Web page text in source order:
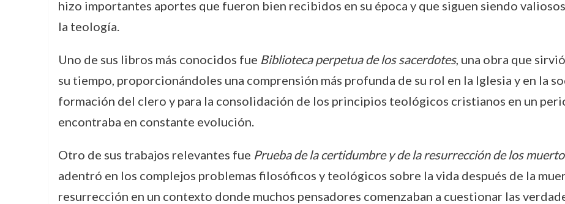
hizo importantes aportes que fueron bien recibidos en su época y que siguen siendo
la teología.
Uno de sus libros más conocidos fue Biblioteca perpetua de los sacerdotes, una obra que
su tiempo, proporcionándoles una comprensión más profunda de su rol en la Iglesia y en la
formación del clero y para la consolidación de los principios teológicos cristianos en un
encontraba en constante evolución.
Otro de sus trabajos relevantes fue Prueba de la certidumbre y de la resurrección de los
adentró en los complejos problemas filosóficos y teológicos sobre la vida después de la
resurrección en un contexto donde muchos pensadores comenzaban a cuestionar las